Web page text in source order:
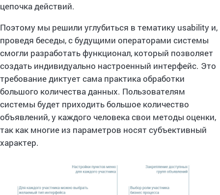
цепочка действий.
Поэтому мы решили углубиться в тематику usability и,
проведя беседы, с будущими операторами системы
смогли разработать функционал, который позволяет
создать индивидуально настроенный интерфейс. Это
требование диктует сама практика обработки
большого количества данных. Пользователям
системы будет приходить большое количество
объявлений, у каждого человека свои методы оценки,
так как многие из параметров носят субъективный
характер.